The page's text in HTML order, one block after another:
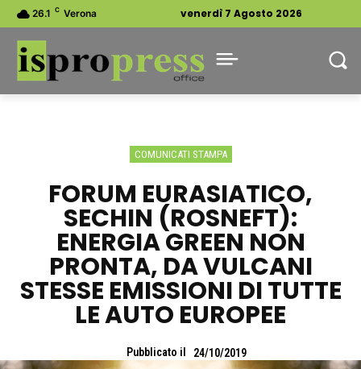
26.1 C Verona venerdì 7 Agosto 2026
COMUNICATI STAMPA
FORUM EURASIATICO,
SECHIN (ROSNEFT):
ENERGIA GREEN NON
PRONTA, DA VULCANI
STESSE EMISSIONI DI TUTTE
LE AUTO EUROPEE
Pubblicato il 24/10/2019